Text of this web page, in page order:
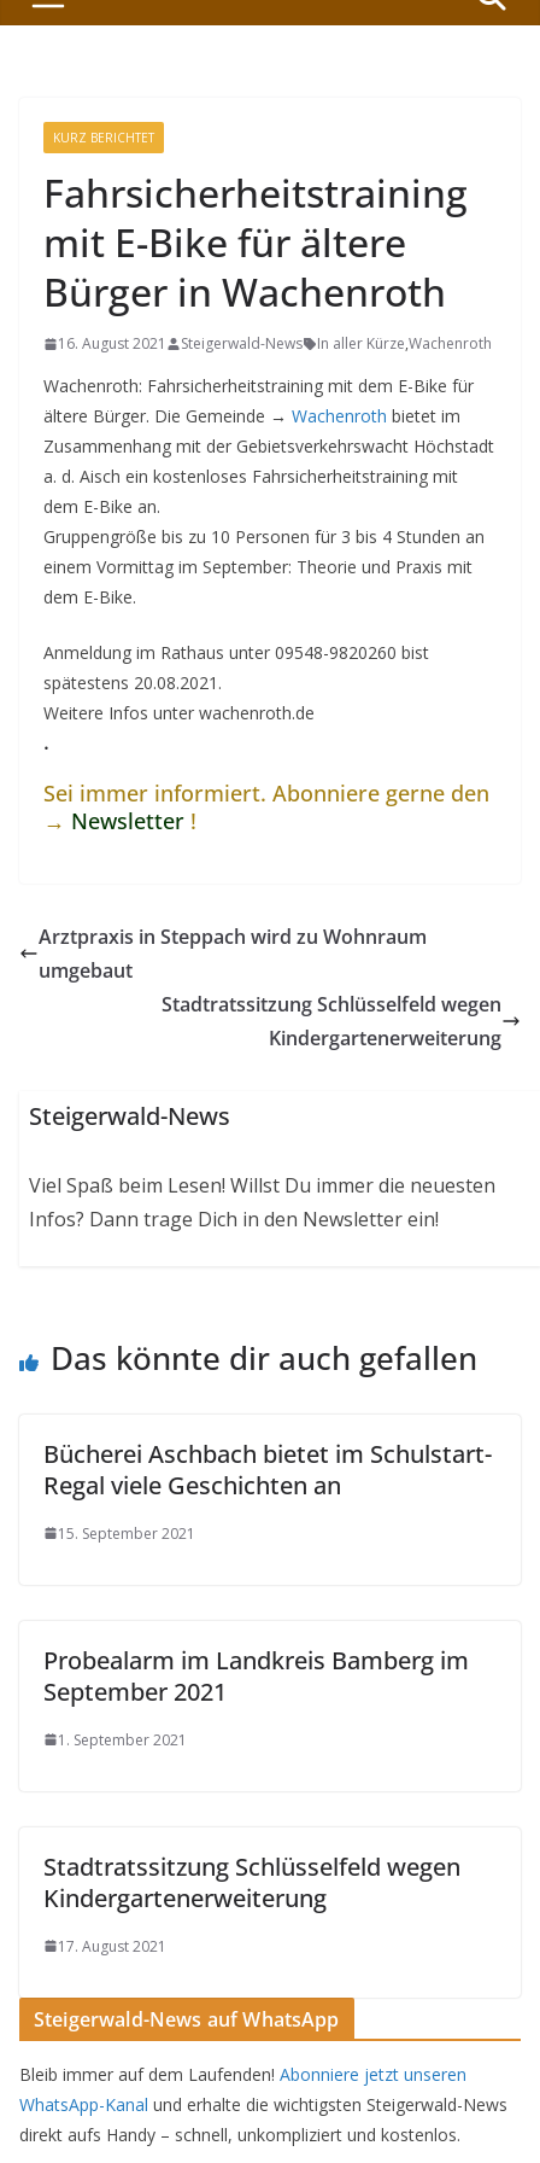
KURZ BERICHTET
Fahrsicherheitstraining
mit E-Bike für ältere
Bürger in Wachenroth
16. August 2021 Steigerwald-News In aller Kürze,Wachenroth
Wachenroth: Fahrsicherheitstraining mit dem E-Bike für
ältere Bürger. Die Gemeinde → Wachenroth bietet im
Zusammenhang mit der Gebietsverkehrswacht Höchstadt
a. d. Aisch ein kostenloses Fahrsicherheitstraining mit
dem E-Bike an.
Gruppengröße bis zu 10 Personen für 3 bis 4 Stunden an
einem Vormittag im September: Theorie und Praxis mit
dem E-Bike.
Anmeldung im Rathaus unter 09548-9820260 bist
spätestens 20.08.2021.
Weitere Infos unter wachenroth.de
.
Sei immer informiert. Abonniere gerne den
→ Newsletter !
Arztpraxis in Steppach wird zu Wohnraum
umgebaut
Stadtratssitzung Schlüsselfeld wegen
Kindergartenerweiterung
Steigerwald-News
Viel Spaß beim Lesen! Willst Du immer die neuesten
Infos? Dann trage Dich in den Newsletter ein!
Das könnte dir auch gefallen
Bücherei Aschbach bietet im Schulstart-
Regal viele Geschichten an
15. September 2021
Probealarm im Landkreis Bamberg im
September 2021
1. September 2021
Stadtratssitzung Schlüsselfeld wegen
Kindergartenerweiterung
17. August 2021
Steigerwald-News auf WhatsApp
Bleib immer auf dem Laufenden! Abonniere jetzt unseren
WhatsApp-Kanal und erhalte die wichtigsten Steigerwald-News
direkt aufs Handy – schnell, unkompliziert und kostenlos.